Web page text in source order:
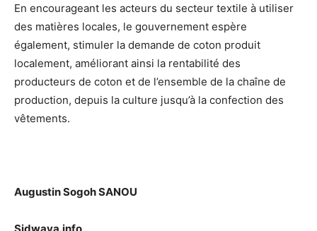
En encourageant les acteurs du secteur textile à utiliser
des matières locales, le gouvernement espère
également, stimuler la demande de coton produit
localement, améliorant ainsi la rentabilité des
producteurs de coton et de l’ensemble de la chaîne de
production, depuis la culture jusqu’à la confection des
vêtements.
Augustin Sogoh SANOU